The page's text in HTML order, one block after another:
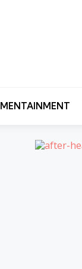
MENTAINMENT